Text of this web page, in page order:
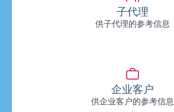
子代理
供子代理的参考信息
企业客户
供企业客户的参考信息